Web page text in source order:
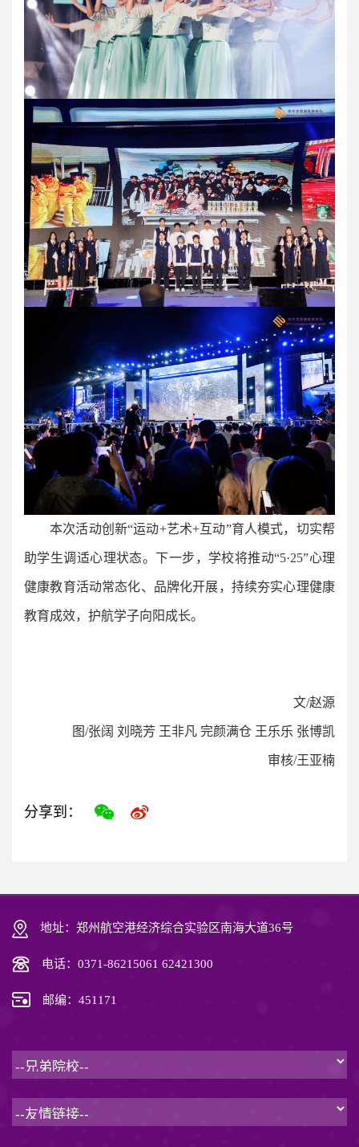
本次活动创新“运动+艺术+互动”育人模式，切实帮
助学生调适心理状态。下一步，学校将推动“5·25”心理
健康教育活动常态化、品牌化开展，持续夯实心理健康
教育成效，护航学子向阳成长。
文/赵源
图/张阔 刘晓芳 王非凡 完颜满仓 王乐乐 张博凯
审核/王亚楠
分享到：
地址：郑州航空港经济综合实验区南海大道36号
电话：0371-86215061 62421300
邮编：451171